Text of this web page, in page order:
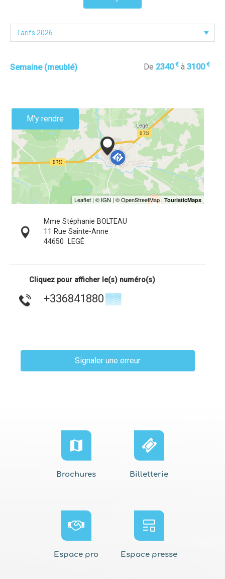
Semaine (meublé) De 2340€ à 3100€
M'y rendre
Mme Stéphanie BOLTEAU
11 Rue Sainte-Anne
44650
LEGÉ
Cliquez pour afficher le(s) numéro(s)
+336841880▒▒
Signaler une erreur
Brochures Billetterie
Espace pro Espace presse